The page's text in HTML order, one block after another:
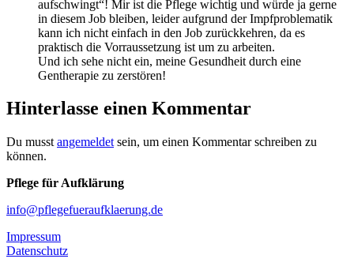
aufschwingt“! Mir ist die Pflege wichtig und würde ja gerne
in diesem Job bleiben, leider aufgrund der Impfproblematik
kann ich nicht einfach in den Job zurückkehren, da es
praktisch die Vorraussetzung ist um zu arbeiten.
Und ich sehe nicht ein, meine Gesundheit durch eine
Gentherapie zu zerstören!
Hinterlasse einen Kommentar
Du musst angemeldet sein, um einen Kommentar schreiben zu
können.
Pflege für Aufklärung
info@pflegefueraufklaerung.de
Impressum
Datenschutz